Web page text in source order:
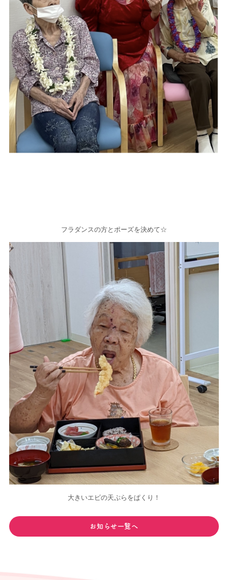
フラダンスの方とポーズを決めて☆
大きいエビの天ぷらをぱくり！
お知らせ一覧へ